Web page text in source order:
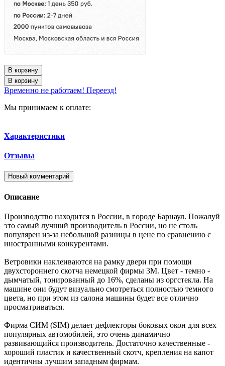
В корзину
В корзину
Временно не работаем! Переезд!
Мы принимаем к оплате:
Характеристики
Отзывы
Новый комментарий
Описание
Производство находится в России, в городе Барнаул. Пожалуй
это самый лучший производитель в России, но не столь
популярен из-за небольшой разницы в цене по сравнению с
иностранными конкурентами.
Ветровики наклеиваются на рамку двери при помощи
двухстороннего скотча немецкой фирмы 3M. Цвет - темно -
дымчатый, тонированный до 16%, сделаны из оргстекла. На
машине они будут визуально смотреться полностью темного
цвета, но при этом из салона машины будет все отлично
просматриваться.
Фирма СИМ (SIM) делает дефлекторы боковых окон для всех
популярных автомобилей, это очень динамично
развивающийся производитель. Достаточно качественные -
хороший пластик и качественный скотч, крепления на капот
идентичны лучшим западным фирмам.